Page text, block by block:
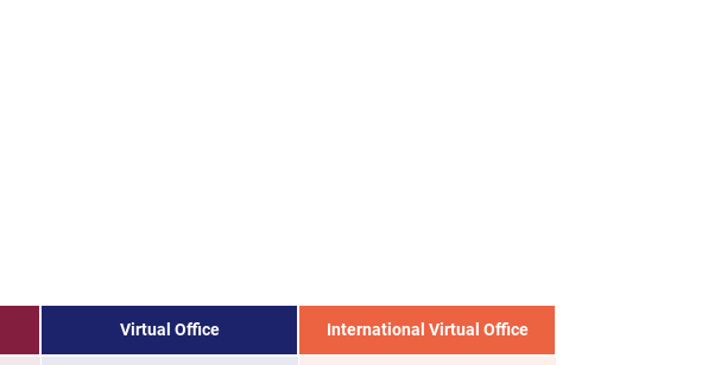
Virtual Office International Virtual Office